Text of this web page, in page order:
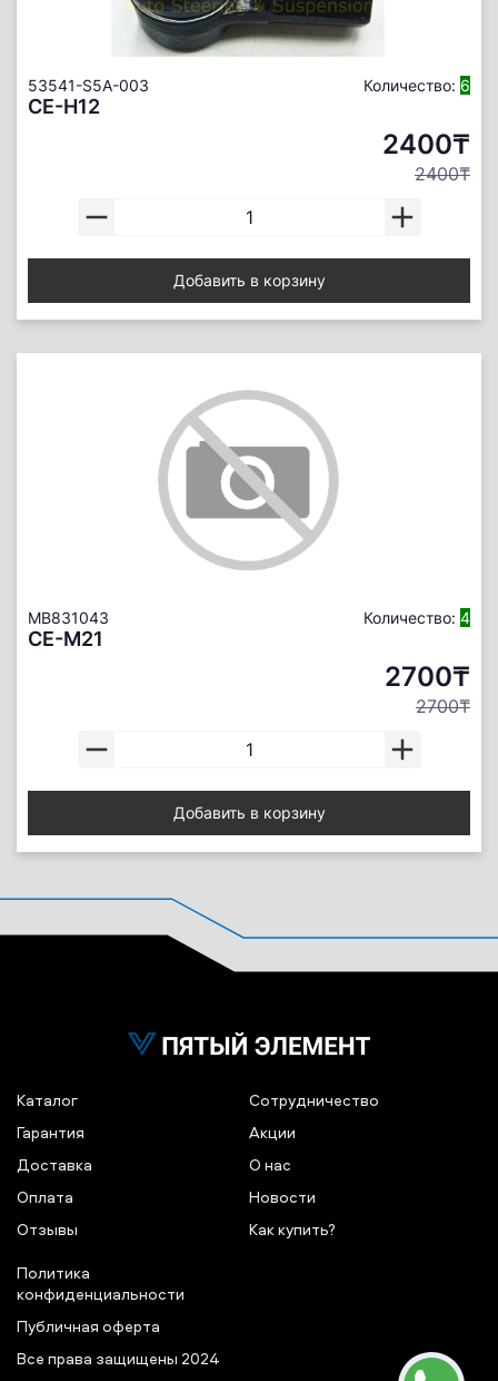
53541-S5A-003 Количество: 6
CE-H12
2400₸
2400₸
Добавить в корзину
MB831043 Количество: 4
CE-M21
2700₸
2700₸
Добавить в корзину
Каталог
Гарантия
Доставка
Оплата
Отзывы
Сотрудничество
Акции
О нас
Новости
Как купить?
Политика
конфиденциальности
Публичная оферта
Все права защищены 2024